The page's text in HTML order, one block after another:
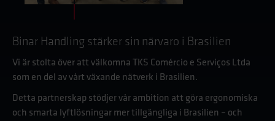
Binar Handling stärker sin närvaro i Brasilien
Vi är stolta över att välkomna TKS Comércio e Serviços Ltda
som en del av vårt växande nätverk i Brasilien.
Detta partnerskap stödjer vår ambition att göra ergonomiska
och smarta lyftlösningar mer tillgängliga i Brasilien – och